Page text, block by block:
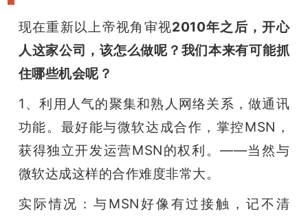
现在重新以上帝视角审视2010年之后，开心
人这家公司，该怎么做呢？我们本来有可能抓
住哪些机会呢？
1、利用人气的聚集和熟人网络关系，做通讯
功能。最好能与微软达成合作，掌控MSN，
获得独立开发运营MSN的权利。——当然与
微软达成这样的合作难度非常大。
实际情况：与MSN好像有过接触，记不清